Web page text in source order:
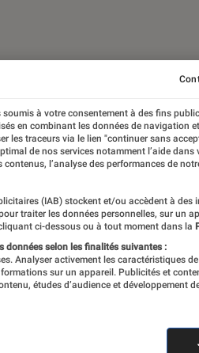
à votre consentement à des fins
en combinant les données de navigation
les traceurs via le lien "continuer sans
de nos services notamment l’aide dans
l’analyse des performances de
(IAB) stockent et/ou accèdent à des
traiter les données personnelles, sur un
ci-dessous ou à tout moment dans la
données selon les finalités suivantes :
Analyser activement les caractéristiques
sur un appareil. Publicités et
études d’audience et développement